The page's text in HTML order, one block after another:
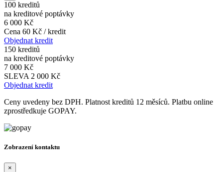
100 kreditů
na kreditové poptávky
6 000 Kč
Cena 60 Kč / kredit
Objednat kredit
150 kreditů
na kreditové poptávky
7 000 Kč
SLEVA 2 000 Kč
Objednat kredit
Ceny uvedeny bez DPH. Platnost kreditů 12 měsíců. Platbu online
zprostředkuje GOPAY.
Zobrazení kontaktu
×